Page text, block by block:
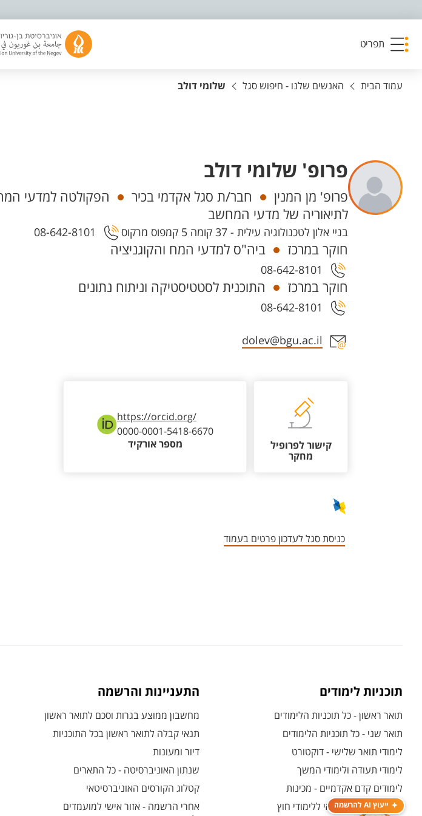
תפריט
ייעוץ AI להרשמה
עמוד הבית האנשים שלנו - חיפוש סגל שלומי דולב
פרופ' שלומי דולב
יחידות
פרופ' מן המנין חבר/ת סגל אקדמי בכיר
הפקולטה למדעי
לתיאוריה של מדעי המחשב
בניי אלון לטכנולוגיה עילית - 37 קומה 5 קמפוס מרקוס 08-642-8101
חוקר במרכז ביה"ס למדעי המח והקוגניציה
08-642-8101
חוקר במרכז התוכנית לסטטיסטיקה וניתוח נתונים
08-642-8101
אזור צור קשר עם איש הסגל
dolev@bgu.ac.il
קישור לפרופיל
מחקר
https://orcid.org/
0000-0001-5418-6670
מספר אורקיד
כניסת סגל לעדכון פרטים בעמוד
תוכניות לימודים
תואר ראשון - כל תוכניות הלימודים
תואר שני - כל תוכניות הלימודים
לימודי תואר שלישי - דוקטורט
לימודי תעודה ולימודי המשך
לימודים קדם אקדמיים - מכינות
המרכז האוניברסיטאי ללימודי חוץ
התעניינות והרשמה
מחשבון ממוצע בגרות וסכם לתואר ראשון
תנאי קבלה לתואר ראשון בכל התוכניות
דיור ומעונות
שנתון האוניברסיטה - כל התארים
קטלוג הקורסים האוניברסיטאי
אחרי הרשמה - אזור אישי למועמדים